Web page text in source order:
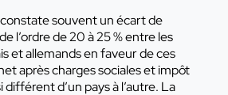
souvent un écart de
l’ordre de 20 à 25 % entre les
et allemands en faveur de ces
après charges sociales et impôt
différent d’un pays à l’autre. La